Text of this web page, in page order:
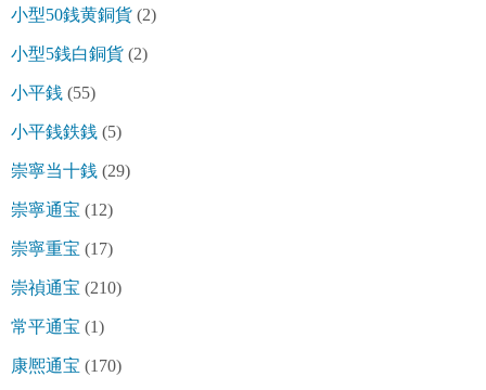
小型50銭黄銅貨 (2)
小型5銭白銅貨 (2)
小平銭 (55)
小平銭鉄銭 (5)
崇寧当十銭 (29)
崇寧通宝 (12)
崇寧重宝 (17)
崇禎通宝 (210)
常平通宝 (1)
康熈通宝 (170)